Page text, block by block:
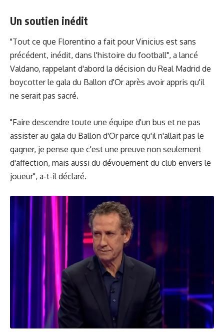
Un soutien inédit
"Tout ce que Florentino a fait pour Vinicius est sans
précédent, inédit, dans l'histoire du football", a lancé
Valdano, rappelant d'abord la décision du Real Madrid de
boycotter le gala du Ballon d'Or après avoir appris qu'il
ne serait pas sacré.
"Faire descendre toute une équipe d'un bus et ne pas
assister au gala du Ballon d'Or parce qu'il n'allait pas le
gagner, je pense que c'est une preuve non seulement
d'affection, mais aussi du dévouement du club envers le
joueur", a-t-il déclaré.